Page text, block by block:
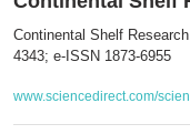
Continental Shelf
4343; e-ISSN 1873-6955
www.sciencedirect.com/